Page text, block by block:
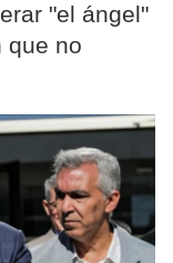
"el ángel"
que no